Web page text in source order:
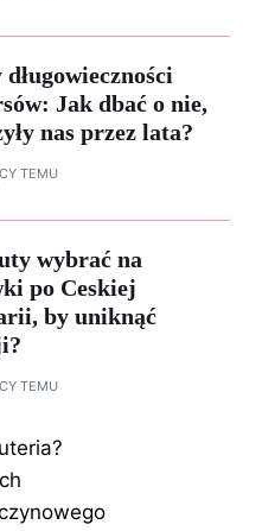
Jak dbać o nie,
nas przez lata?
TEMU
wybrać na
po Ceskiej
by uniknąć
TEMU